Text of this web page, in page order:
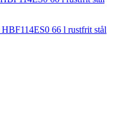
66 l rustfrit stål